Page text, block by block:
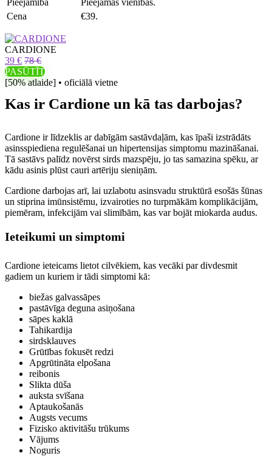
Pieejamība
Pieejamās vienības.
Cena
€39.
CARDIONE
39 € 78 €
PASŪTĪT
[50% atlaide] • oficiālā vietne
Kas ir Cardione un kā tas darbojas?
Cardione ir līdzeklis ar dabīgām sastāvdaļām, kas īpaši izstrādāts
asinsspiediena regulēšanai un hipertensijas simptomu mazināšanai.
Tā sastāvs palīdz novērst sirds mazspēju, jo tas samazina spēku, ar
kādu asinis plūst cauri artēriju sieniņām.
Cardione darbojas arī, lai uzlabotu asinsvadu struktūrā esošās šūnas
un stiprina imūnsistēmu, izvairoties no turpmākām komplikācijām,
piemēram, infekcijām vai slimībām, kas var bojāt miokarda audus.
Ieteikumi un simptomi
Cardione ieteicams lietot cilvēkiem, kas vecāki par divdesmit
gadiem un kuriem ir tādi simptomi kā:
biežas galvassāpes
pastāvīga deguna asiņošana
sāpes kaklā
Tahikardija
sirdsklauves
Grūtības fokusēt redzi
Apgrūtināta elpošana
reibonis
Slikta dūša
auksta svīšana
Aptaukošanās
Augsts vecums
Fizisko aktivitāšu trūkums
Vājums
Noguris